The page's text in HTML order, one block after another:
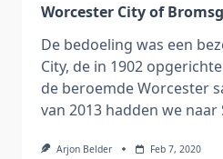
Worcester City of
De bedoeling was een
City, de in 1902
de beroemde Worcester
van 2013 hadden we naar
Arjon Belder Feb 7, 2020